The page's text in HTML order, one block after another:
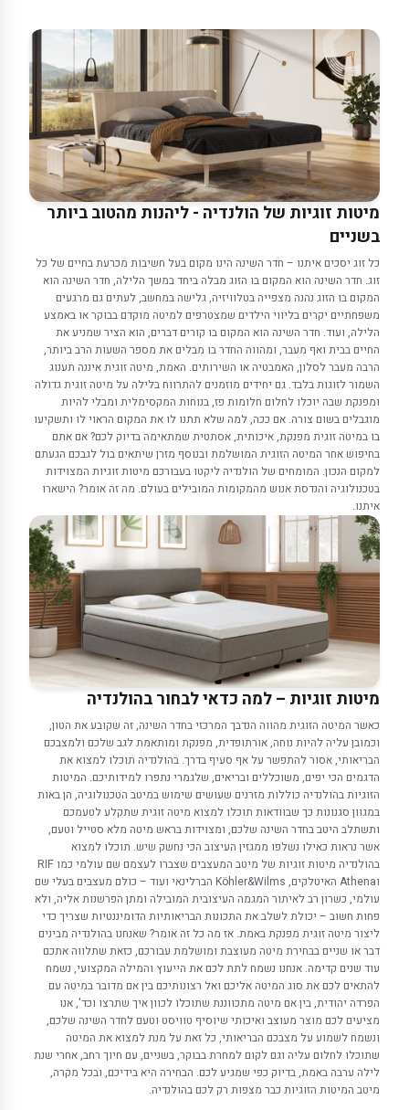
Products
מיטות זוגיות של הולנדיה - ליהנות מהטוב ביותר
בשניים
כל זוג יסכים איתנו – חדר השינה הינו מקום בעל חשיבות מכרעת בחיים של כל
זוג. חדר השינה הוא המקום בו הזוג מבלה ביחד במשך הלילה, חדר השינה הוא
המקום בו הזוג נהנה מצפייה בטלוויזיה, גלישה במחשב, לעתים גם מרגעים
משפחתיים יקרים בליווי הילדים שמצטרפים למיטה מוקדם בבוקר או באמצע
הלילה, ועוד. חדר השינה הוא המקום בו קורים דברים, הוא הציר שמניע את
החיים בבית ואף מעבר, ומהווה החדר בו מבלים את מספר השעות הרב ביותר,
הרבה מעבר לסלון, האמבטיה או השירותים. האמת, מיטה זוגית איננה תענוג
השמור לזוגות בלבד. גם יחידים מוזמנים להתרווח בלילה על מיטה זוגית גדולה
ומפנקת שבה יוכלו לחלום חלומות פז, בנוחות המקסימלית ומבלי להיות
מוגבלים בשום צורה. אם ככה, למה שלא תתנו לו את המקום הראוי לו ותשקיעו
בו במיטה זוגית מפנקת, איכותית, אסתטית שמתאימה בדיוק לכם? אם אתם
בחיפוש אחר המיטה הזוגית המושלמת ובנוסף מזרן שיתאים בול לגבכם הגעתם
למקום הנכון. המומחים של הולנדיה ליקטו בעבורכם מיטות זוגיות המצוידות
בטכנולוגיה והנדסת אנוש מהמקומות המובילים בעולם. מה זה אומר? הישארו
איתנו.
מיטות זוגיות – למה כדאי לבחור בהולנדיה
כאשר המיטה הזוגית מהווה הנדבך המרכזי בחדר השינה, זה שקובע את הטון,
וכמובן עליה להיות נוחה, אורתופדית, מפנקת ומותאמת לגב שלכם ולמצבכם
הבריאותי, אסור להתפשר על אף סעיף בדרך. בהולנדיה תוכלו למצוא את
הדגמים הכי יפים, משוכללים ובריאים, שלגמרי נתפרו למידותיכם. המיטות
הזוגיות בהולנדיה כוללות מזרנים שעושים שימוש במיטב הטכנולוגיה, הן באות
במגוון סגנונות כך שבוודאות תוכלו למצוא מיטה זוגית שתקלע לטעמכם
ותשתלב היטב בחדר השינה שלכם, ומצוידות בראש מיטה מלא סטייל וטעם,
אשר נראות כאילו נשלפו ממגזין העיצוב הכי נחשק שיש. תוכלו למצוא
בהולנדיה מיטות זוגיות של מיטב המעצבים שצברו לעצמם שם עולמי כמו RIF
וAthena האיטלקים, Köhler&Wilms הברלינאי ועוד – כולם מעצבים בעלי שם
עולמי, כשרון רב לאיתור המגמה העיצובית המובילה ומתן הפרשנות אליה, ולא
פחות חשוב – יכולת לשלב את התכונות הבריאותיות הדומיננטיות שצריך כדי
ליצור מיטה זוגית מפנקת באמת. אז מה כל זה אומר? שאנחנו בהולנדיה מבינים
דבר או שניים בבחירת מיטה מעוצבת ומושלמת עבורכם, כזאת שתלווה אתכם
עוד שנים קדימה. אנחנו נשמח לתת לכם את הייעוץ והמילה המקצועי, נשמח
להתאים לכם את סוג המיטה אליכם ואל רצונותיכם בין אם מדובר במיטה עם
הפרדה יהודית, בין אם מיטה מתכווננת שתוכלו לכוון איך שתרצו וכד', אנו
מציעים לכם מוצר מעוצב ואיכותי שיוסיף טוויסט וטעם לחדר השינה שלכם,
ונשמח לשמוע על מצבכם הבריאותי, כל זאת על מנת למצוא את המיטה
שתוכלו לחלום עליה וגם לקום למחרת בבוקר, בשניים, עם חיוך רחב, אחרי שנת
לילה ערבה באמת, בדיוק כפי שמגיע לכם. הבחירה היא בידיכם, ובכל מקרה,
מיטב המיטות הזוגיות כבר מצפות רק לכם בהולנדיה.